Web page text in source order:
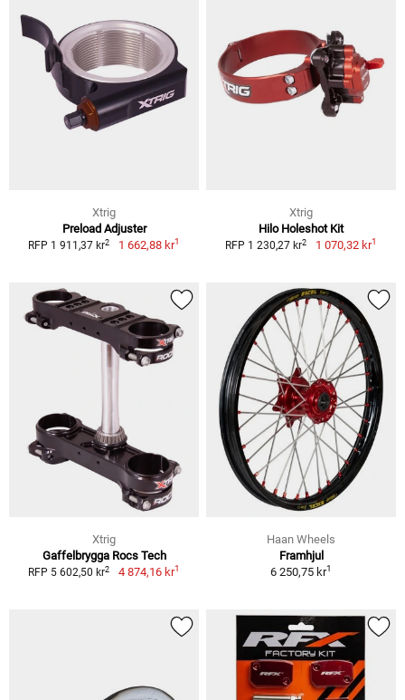
Xtrig
Preload Adjuster
RFP 1 911,37 kr2 1 662,88 kr1
Xtrig
Hilo Holeshot Kit
RFP 1 230,27 kr2 1 070,32 kr1
Xtrig
Gaffelbrygga Rocs Tech
RFP 5 602,50 kr2 4 874,16 kr1
Haan Wheels
Framhjul
6 250,75 kr1